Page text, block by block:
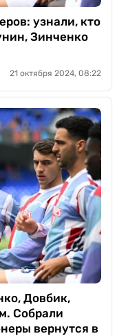
узнали, кто
Зинченко
21 октября 2024, 08:22
Довбик,
Собрали
вернутся в